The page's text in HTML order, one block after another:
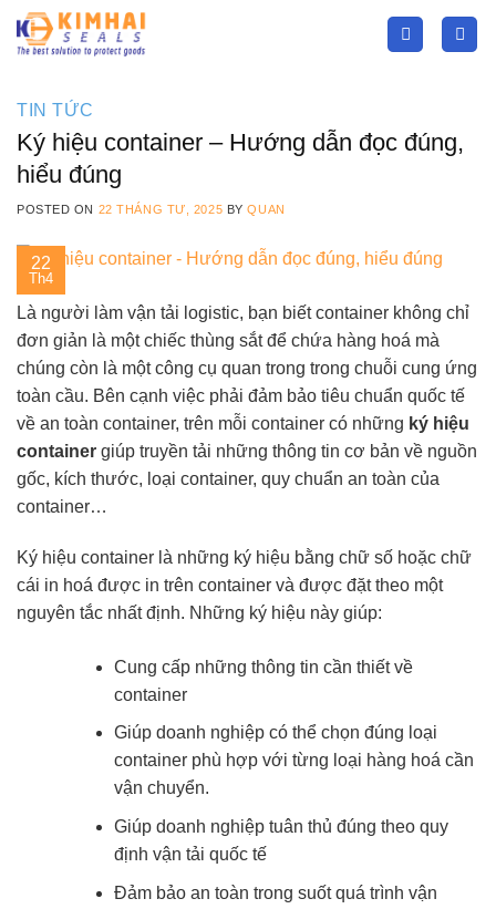
Skip
TIN TỨC
Ký hiệu container – Hướng dẫn đọc đúng,
hiểu đúng
POSTED ON 22 THÁNG TƯ, 2025 BYQUAN
22
Th4
Là người làm vận tải logistic, bạn biết container không chỉ
đơn giản là một chiếc thùng sắt để chứa hàng hoá mà
chúng còn là một công cụ quan trong trong chuỗi cung ứng
toàn cầu. Bên cạnh việc phải đảm bảo tiêu chuẩn quốc tế
về an toàn container, trên mỗi container có những ký hiệu
container giúp truyền tải những thông tin cơ bản về nguồn
gốc, kích thước, loại container, quy chuẩn an toàn của
container…
Ký hiệu container là những ký hiệu bằng chữ số hoặc chữ
cái in hoá được in trên container và được đặt theo một
nguyên tắc nhất định. Những ký hiệu này giúp:
Cung cấp những thông tin cần thiết về
container
Giúp doanh nghiệp có thể chọn đúng loại
container phù hợp với từng loại hàng hoá cần
vận chuyển.
Giúp doanh nghiệp tuân thủ đúng theo quy
định vận tải quốc tế
Đảm bảo an toàn trong suốt quá trình vận